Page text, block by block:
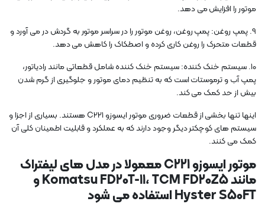
موتور را افزایش می دهد.
9. پمپ روغن: پمپ روغن، روغن موتور را در سراسر موتور به گردش در می آورد و
قطعات متحرک را روغن کاری کرده و اصطکاک را کاهش می دهد.
10. سیستم خنک کننده: سیستم خنک کننده شامل قطعاتی مانند رادیاتور،
پمپ آب و ترموستات است که به تنظیم دمای موتور و جلوگیری از گرم شدن
بیش از حد کمک می کند.
اینها تنها بخشی از قطعات ضروری موتور ایسوزو C221 هستند. بسیاری از اجزا و
سیستم های کوچکتر دیگر وجود دارند که به عملکرد و قابلیت اطمینان کلی آن
کمک می کنند.
موتور ایسوزو C221 معمولا در مدل های لیفتراک
مانند Komatsu FD20T-11، TCM FD20Z5 و
Hyster S50FT استفاده می شود